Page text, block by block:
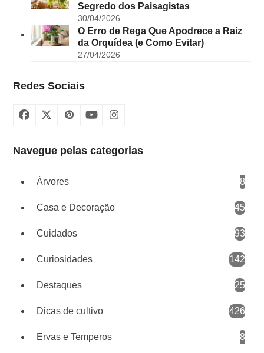
Segredo dos Paisagistas
30/04/2026
O Erro de Rega Que Apodrece a Raiz
da Orquídea (e Como Evitar)
27/04/2026
Redes Sociais
Facebook
X Pinterest
YouTubeInstagram
Navegue pelas categorias
Árvores 8
Casa e Decoração 45
Cuidados 93
Curiosidades 142
Destaques 25
Dicas de cultivo 426
Ervas e Temperos 8